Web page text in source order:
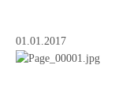
01.01.2017